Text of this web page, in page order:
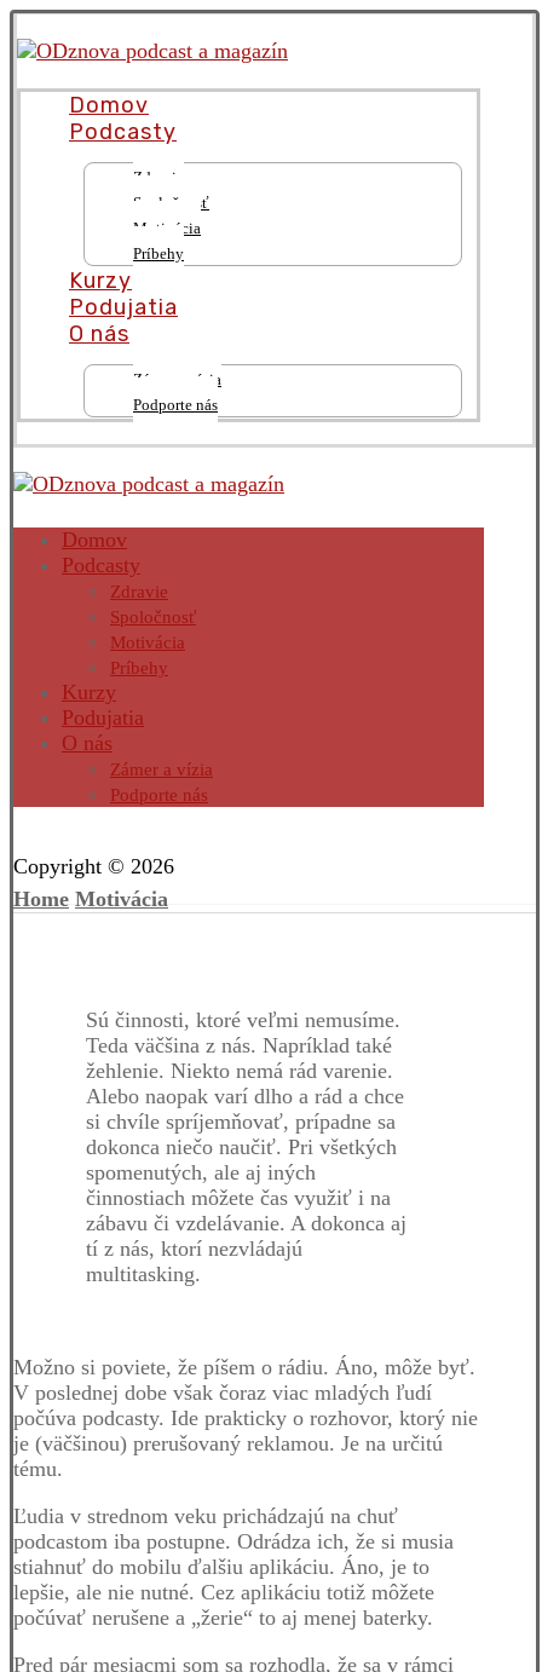
Domov
Podcasty
Zdravie
Spoločnosť
Motivácia
Príbehy
Kurzy
Podujatia
O nás
Zámer a vízia
Podporte nás
Domov
Podcasty
Zdravie
Spoločnosť
Motivácia
Príbehy
Kurzy
Podujatia
O nás
Zámer a vízia
Podporte nás
Copyright © 2026
Home Motivácia
Sú činnosti, ktoré veľmi nemusíme.
Teda väčšina z nás. Napríklad také
žehlenie. Niekto nemá rád varenie.
Alebo naopak varí dlho a rád a chce
si chvíle spríjemňovať, prípadne sa
dokonca niečo naučiť. Pri všetkých
spomenutých, ale aj iných
činnostiach môžete čas využiť i na
zábavu či vzdelávanie. A dokonca aj
tí z nás, ktorí nezvládajú
multitasking.
Možno si poviete, že píšem o rádiu. Áno, môže byť.
V poslednej dobe však čoraz viac mladých ľudí
počúva podcasty. Ide prakticky o rozhovor, ktorý nie
je (väčšinou) prerušovaný reklamou. Je na určitú
tému.
Ľudia v strednom veku prichádzajú na chuť
podcastom iba postupne. Odrádza ich, že si musia
stiahnuť do mobilu ďalšiu aplikáciu. Áno, je to
lepšie, ale nie nutné. Cez aplikáciu totiž môžete
počúvať nerušene a „žerie“ to aj menej baterky.
Pred pár mesiacmi som sa rozhodla, že sa v rámci